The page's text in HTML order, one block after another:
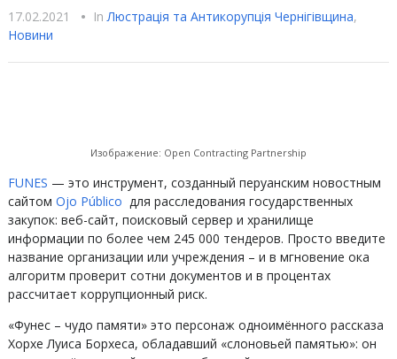
17.02.2021 • InЛюстрацiя та Антикорупцiя Чернігівщина,
Новини
Изображение: Open Contracting Partnership
FUNES — это инструмент, созданный перуанским новостным
сайтом Ojo Público для расследования государственных
закупок: веб-сайт, поисковый сервер и хранилище
информации по более чем 245 000 тендеров. Просто введите
название организации или учреждения – и в мгновение ока
алгоритм проверит сотни документов и в процентах
рассчитает коррупционный риск.
«Фунес – чудо памяти» это персонаж одноимённого рассказа
Хорхе Луиса Борхеса, обладавший «слоновьей памятью»: он